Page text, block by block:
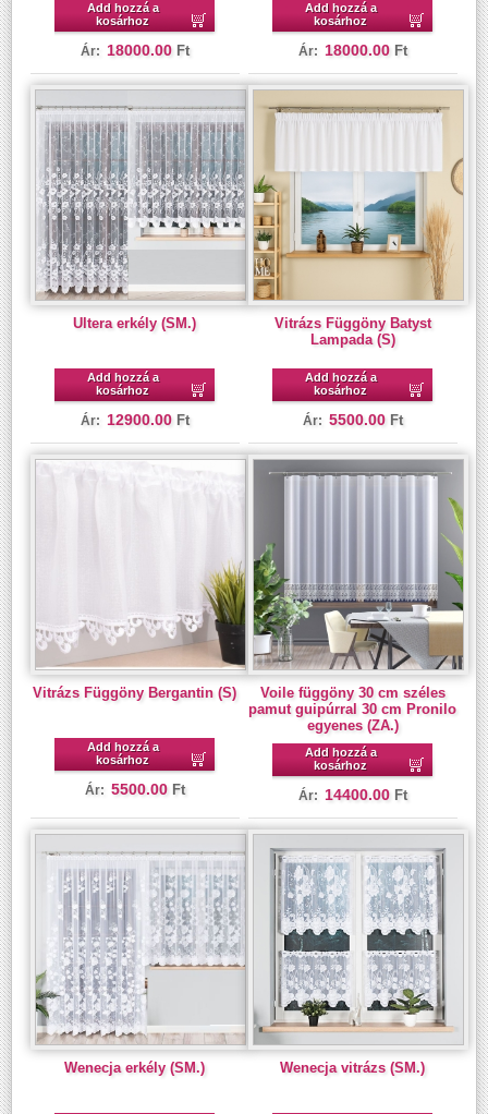
Add hozzá a
kosárhoz
Ár: 18000.00 Ft
Add hozzá a
kosárhoz
Ár: 18000.00 Ft
Ultera erkély (SM.)
Add hozzá a
kosárhoz
Ár: 12900.00 Ft
Vitrázs Függöny Batyst
Lampada (S)
Add hozzá a
kosárhoz
Ár: 5500.00 Ft
Vitrázs Függöny Bergantin (S)
Add hozzá a
kosárhoz
Ár: 5500.00 Ft
Voile függöny 30 cm széles
pamut guipúrral 30 cm Pronilo
egyenes (ZA.)
Add hozzá a
kosárhoz
Ár: 14400.00 Ft
Wenecja erkély (SM.) Wenecja vitrázs (SM.)